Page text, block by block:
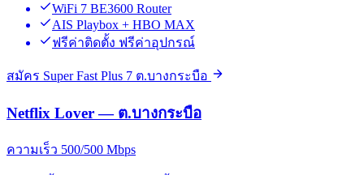
WiFi 7 BE3600 Router
AIS Playbox + HBO MAX
ฟรีค่าติดตั้ง ฟรีค่าอุปกรณ์
สมัคร Super Fast Plus 7 ต.บางกระบือ
Netflix Lover — ต.บางกระบือ
ความเร็ว 500/500 Mbps